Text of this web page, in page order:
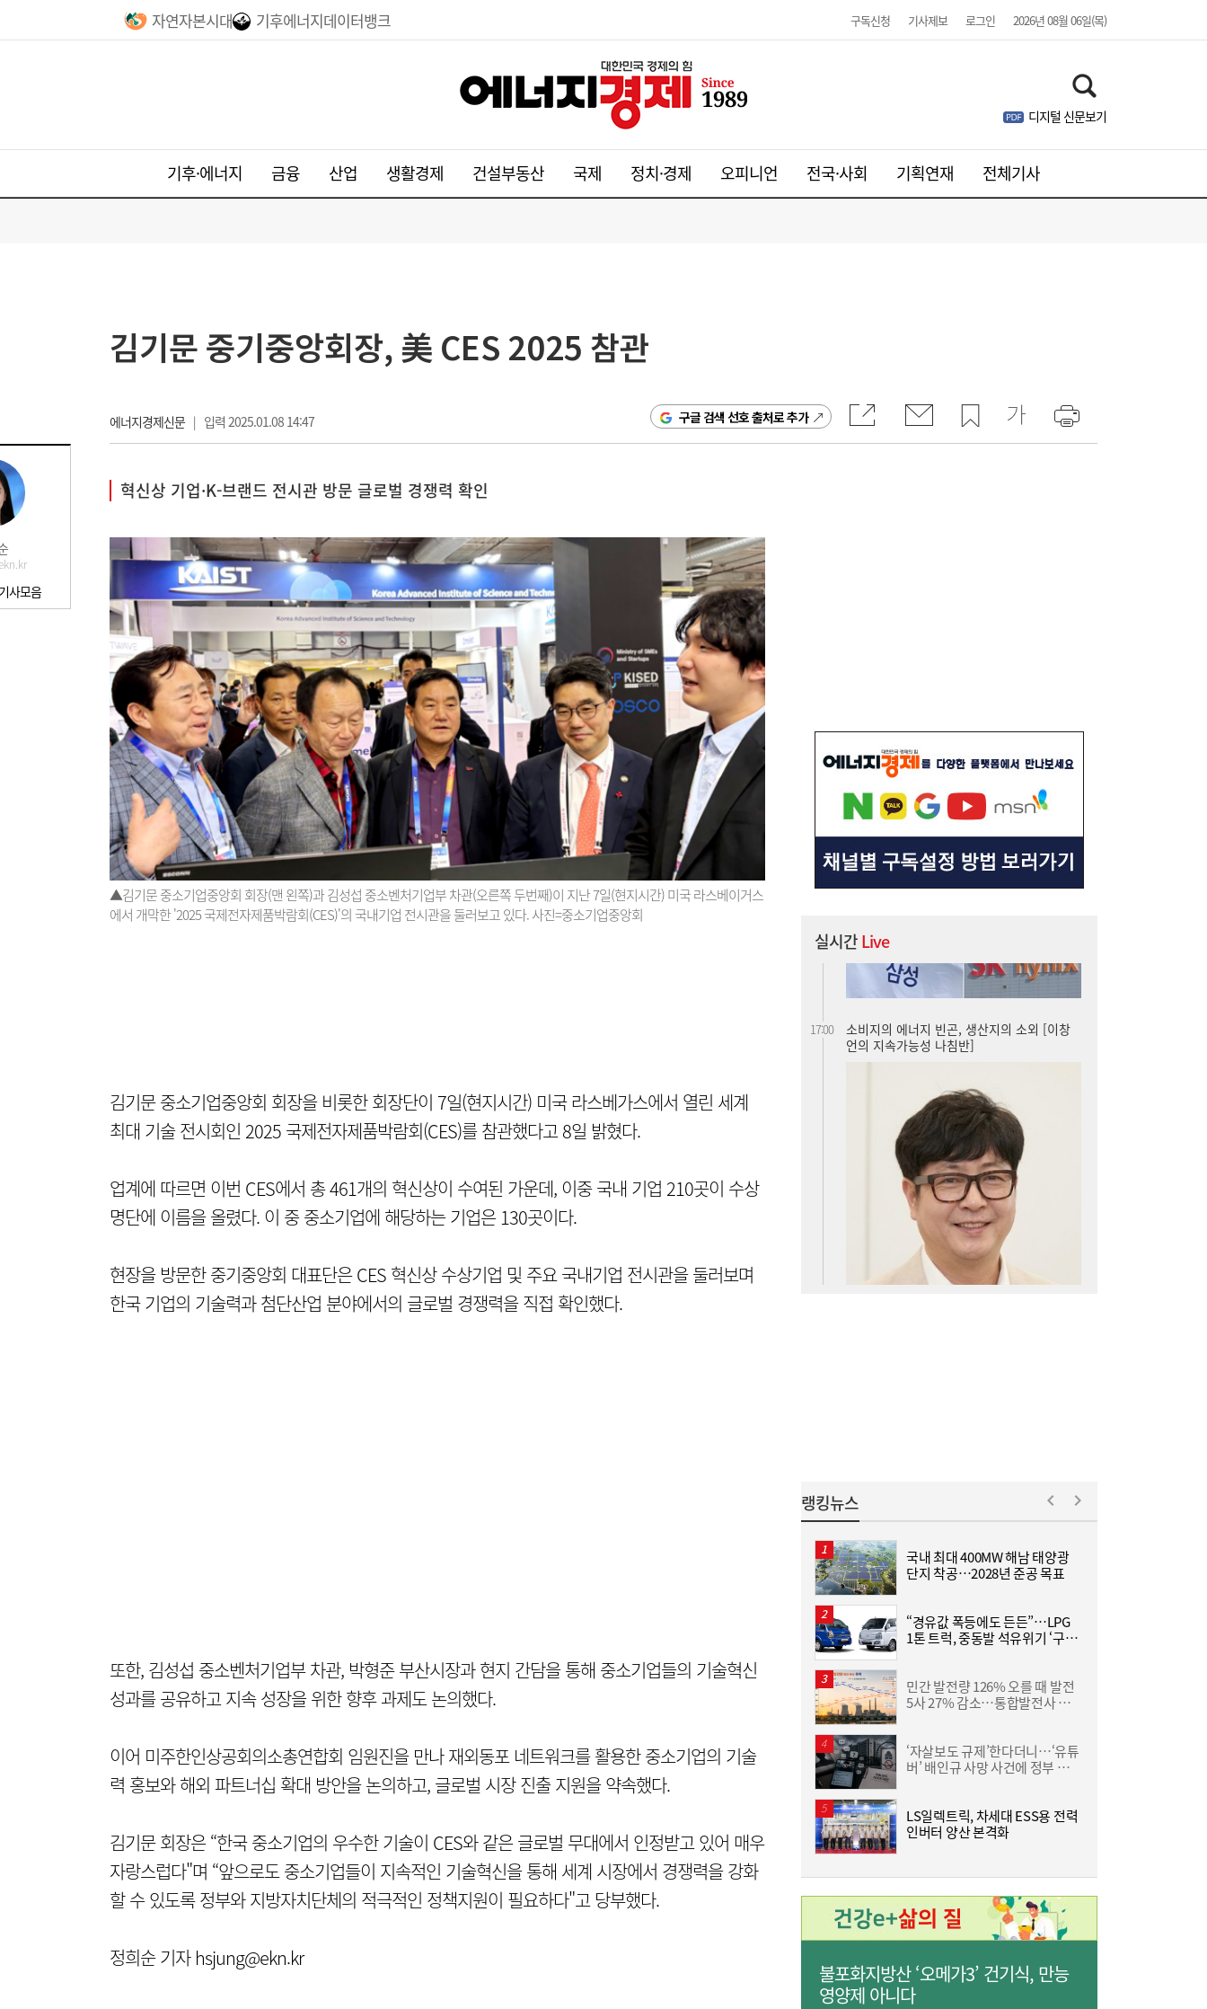
자연자본시대 기후에너지데이터뱅크 구독신청 기사제보 로그인 2026년 08월 06일(목)
디지털 신문보기
기후·에너지 금융 산업 생활경제 건설부동산 국제 정치·경제 오피니언 전국·사회 기획연재 전체기사
사모음
김기문 중기중앙회장, 美 CES 2025 참관
에너지경제신문| 입력 2025.01.08 14:47 구글 검색 선호 출처로 추가
혁신상 기업·K-브랜드 전시관 방문 글로벌 경쟁력 확인
▲김기문 중소기업중앙회 회장(맨 왼쪽)과 김성섭 중소벤처기업부 차관(오른쪽 두번째)이 지난 7일(현지시간) 미국 라스베이거스
에서 개막한 '2025 국제전자제품박람회(CES)'의 국내기업 전시관을 둘러보고 있다. 사진=중소기업중앙회
김기문 중소기업중앙회 회장을 비롯한 회장단이 7일(현지시간) 미국 라스베가스에서 열린 세계
최대 기술 전시회인 2025 국제전자제품박람회(CES)를 참관했다고 8일 밝혔다.
업계에 따르면 이번 CES에서 총 461개의 혁신상이 수여된 가운데, 이중 국내 기업 210곳이 수상
명단에 이름을 올렸다. 이 중 중소기업에 해당하는 기업은 130곳이다.
현장을 방문한 중기중앙회 대표단은 CES 혁신상 수상기업 및 주요 국내기업 전시관을 둘러보며
한국 기업의 기술력과 첨단산업 분야에서의 글로벌 경쟁력을 직접 확인했다.
또한, 김성섭 중소벤처기업부 차관, 박형준 부산시장과 현지 간담을 통해 중소기업들의 기술혁신
성과를 공유하고 지속 성장을 위한 향후 과제도 논의했다.
이어 미주한인상공회의소총연합회 임원진을 만나 재외동포 네트워크를 활용한 중소기업의 기술
력 홍보와 해외 파트너십 확대 방안을 논의하고, 글로벌 시장 진출 지원을 약속했다.
김기문 회장은 “한국 중소기업의 우수한 기술이 CES와 같은 글로벌 무대에서 인정받고 있어 매우
자랑스럽다"며 “앞으로도 중소기업들이 지속적인 기술혁신을 통해 세계 시장에서 경쟁력을 강화
할 수 있도록 정부와 지방자치단체의 적극적인 정책지원이 필요하다"고 당부했다.
정희순 기자 hsjung@ekn.kr
실시간Live
고 잡지 일간베스트 10위
“3조 던진 외국인, 3조 받은 개미”...삼전닉
스, 하루 새 ‘와르르’
소비지의 에너지 빈곤, 생산지의 소외 [이창
언의 지속가능성 나침반]
16:35
[여전사 풍향계] KB국민카드, ‘유스클럽 체크
카드’ 20만장 돌파外
랭킹뉴스
국내 최대 400MW 해남 태양광
단지 착공…2028년 준공 목표
“경유값 폭등에도 든든”…LPG
1톤 트럭, 중동발 석유위기 ‘구원
민간 발전량 126% 오를 때 발전
5사 27% 감소…통합발전사 출
‘자살보도 규제’한다더니…‘유튜
버’ 배인규 사망 사건에 정부 대
LS일렉트릭, 차세대 ESS용 전력
인버터 양산 본격화
불포화지방산 ‘오메가3’ 건기식, 만능
영양제 아니다